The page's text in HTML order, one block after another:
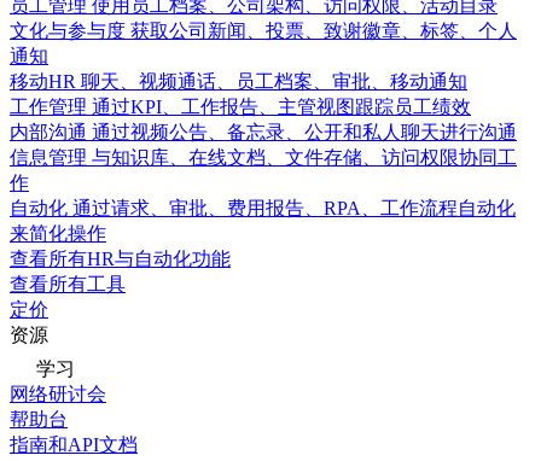
员工管理 使用员工档案、公司架构、访问权限、活动目录
文化与参与度 获取公司新闻、投票、致谢徽章、标签、个人
通知
移动HR 聊天、视频通话、员工档案、审批、移动通知
工作管理 通过KPI、工作报告、主管视图跟踪员工绩效
内部沟通 通过视频公告、备忘录、公开和私人聊天进行沟通
信息管理 与知识库、在线文档、文件存储、访问权限协同工
作
自动化 通过请求、审批、费用报告、RPA、工作流程自动化
来简化操作
查看所有HR与自动化功能
查看所有工具
定价
资源
学习
网络研讨会
帮助台
指南和API文档